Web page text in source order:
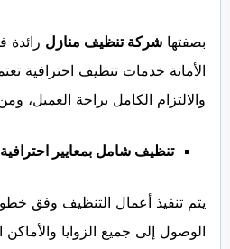
بصفتها شركة تنظيف منازل رائدة
الأمانة خدمات تنظيف احترافية
والالتزام الكامل براحة العميل،
تنظيف شامل بمعايير احترافية
يتم تنفيذ أعمال التنظيف وفق
الوصول إلى جميع الزوايا